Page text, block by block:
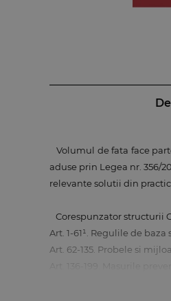
Volumul de fata face
aduse prin Legea nr. 356/
relevante solutii din
Corespunzator structurii
Art. 1-61¹. Regulile de
Art. 62-135. Probele si